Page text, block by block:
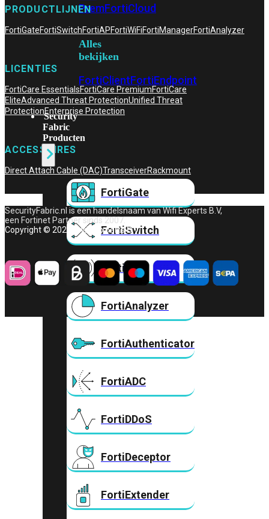
PremFortiCloud
Alles
bekijken
FortiClientFortiEndpoint
Security
Fabric
Producten
FortiGate
FortiSwitch
FortiAP
FortiAnalyzer
FortiAuthenticator
FortiADC
FortiDDoS
FortiDeceptor
FortiExtender
PRODUCTLIJNEN
FortiGateFortiSwitchFortiAPFortiWiFiFortiManagerFortiAnalyzer
LICENTIES
FortiCare EssentialsFortiCare PremiumFortiCare
EliteAdvanced Threat ProtectionUnified Threat
ProtectionEnterprise Protection
ACCESSOIRES
Direct Attach Cable (DAC)TransceiverRackmount
SecurityFabric.nl is een handelsnaam van Wifi Experts B.V,
een Fortinet Partner sinds 2007.
Copyright © 2026 – Wifi Experts B.V.